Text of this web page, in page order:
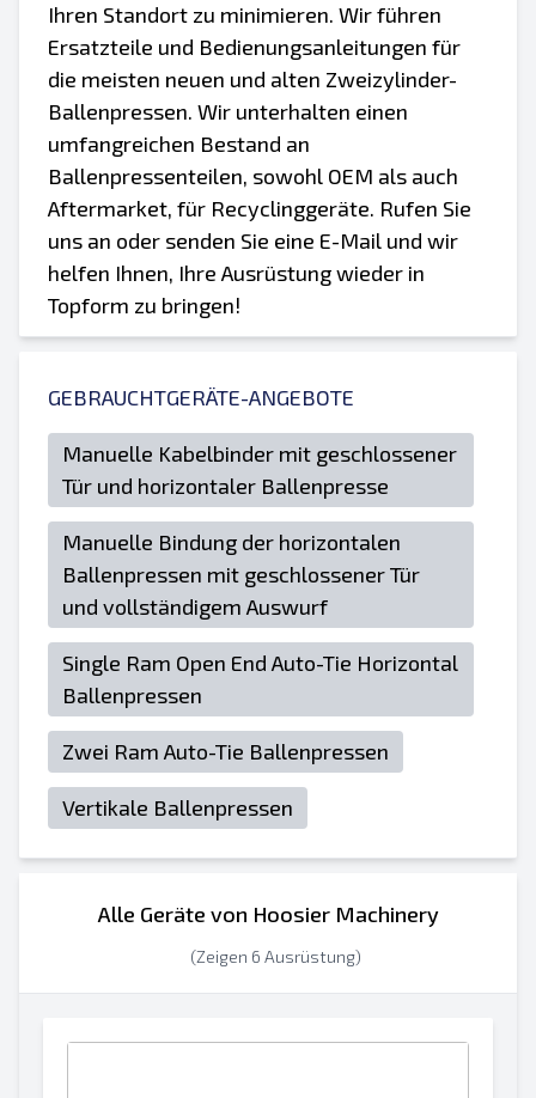
Ihren Standort zu minimieren. Wir führen
Ersatzteile und Bedienungsanleitungen für
die meisten neuen und alten Zweizylinder-
Ballenpressen. Wir unterhalten einen
umfangreichen Bestand an
Ballenpressenteilen, sowohl OEM als auch
Aftermarket, für Recyclinggeräte. Rufen Sie
uns an oder senden Sie eine E-Mail und wir
helfen Ihnen, Ihre Ausrüstung wieder in
Topform zu bringen!
GEBRAUCHTGERÄTE-ANGEBOTE
Manuelle Kabelbinder mit geschlossener
Tür und horizontaler Ballenpresse
Manuelle Bindung der horizontalen
Ballenpressen mit geschlossener Tür
und vollständigem Auswurf
Single Ram Open End Auto-Tie Horizontal
Ballenpressen
Zwei Ram Auto-Tie Ballenpressen
Vertikale Ballenpressen
Alle Geräte von Hoosier Machinery
(Zeigen 6 Ausrüstung)